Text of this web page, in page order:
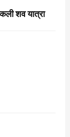
शव यात्रा